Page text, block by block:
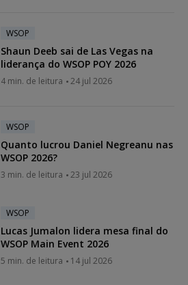
WSOP
Shaun Deeb sai de Las Vegas na
liderança do WSOP POY 2026
4 min. de leitura 24 jul 2026
WSOP
Quanto lucrou Daniel Negreanu nas
WSOP 2026?
3 min. de leitura 23 jul 2026
WSOP
Lucas Jumalon lidera mesa final do
WSOP Main Event 2026
5 min. de leitura 14 jul 2026